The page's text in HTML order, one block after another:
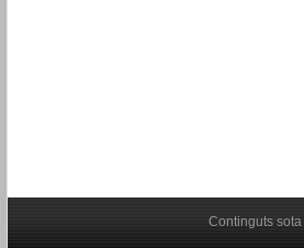
Continguts sota